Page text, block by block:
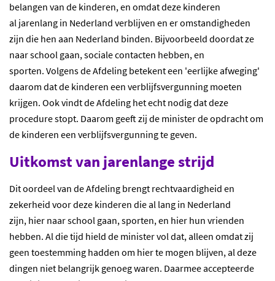
belangen van de kinderen, en omdat deze kinderen
al jarenlang in Nederland verblijven en er omstandigheden
zijn die hen aan Nederland binden. Bijvoorbeeld doordat ze
naar school gaan, sociale contacten hebben, en
sporten. Volgens de Afdeling betekent een 'eerlijke afweging'
daarom dat de kinderen een verblijfsvergunning moeten
krijgen. Ook vindt de Afdeling het echt nodig dat deze
procedure stopt. Daarom geeft zij de minister de opdracht om
de kinderen een verblijfsvergunning te geven.
Uitkomst van jarenlange strijd
Dit oordeel van de Afdeling brengt rechtvaardigheid en
zekerheid voor deze kinderen die al lang in Nederland
zijn, hier naar school gaan, sporten, en hier hun vrienden
hebben. Al die tijd hield de minister vol dat, alleen omdat zij
geen toestemming hadden om hier te mogen blijven, al deze
dingen niet belangrijk genoeg waren. Daarmee accepteerde